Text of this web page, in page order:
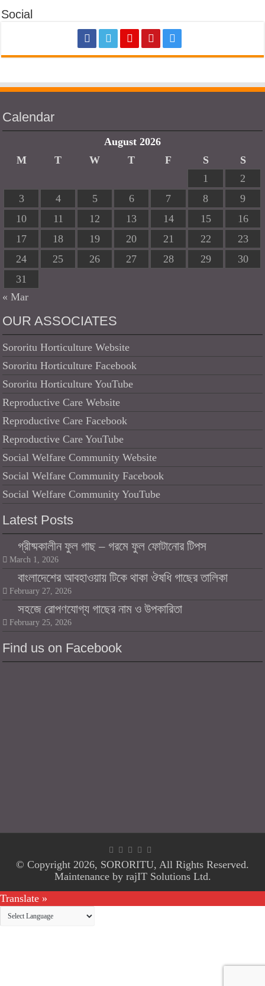
Social
Calendar
August 2026
M
T W T F S
S
1
2
3
4 5 6 7 8
9
10
11 12 13 14 15
16
17
18 19 20 21 22
23
24
25 26 27 28 29
30
31
« Mar
OUR ASSOCIATES
Sororitu Horticulture Website
Sororitu Horticulture Facebook
Sororitu Horticulture YouTube
Reproductive Care Website
Reproductive Care Facebook
Reproductive Care YouTube
Social Welfare Community Website
Social Welfare Community Facebook
Social Welfare Community YouTube
Latest Posts
গ্রীষ্মকালীন ফুল গাছ – গরমে ফুল ফোটানোর টিপস
March 1, 2026
বাংলাদেশের আবহাওয়ায় টিকে থাকা ঔষধি গাছের তালিকা
February 27, 2026
সহজে রোপণযোগ্য গাছের নাম ও উপকারিতা
February 25, 2026
Find us on Facebook
© Copyright 2026, SORORITU, All Rights Reserved.
Maintenance by rajIT Solutions Ltd.
Translate »